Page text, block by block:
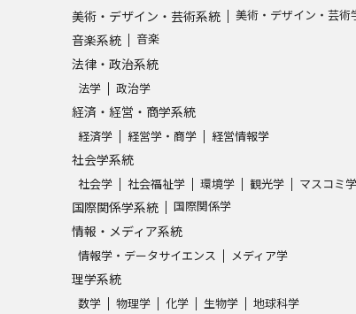
資料の料金の
個人情報取扱規定
美術・デザイン・芸術系統 美術・デザイン・芸術
音楽系統 音楽
法律・政治系統
法学 政治学
経済・経営・商学系統
経済学 経営学・商学 経営情報学
社会学系統
社会学 社会福祉学 環境学 観光学 マスコミ学
国際関係学系統 国際関係学
情報・メディア系統
情報学・データサイエンス メディア学
理学系統
数学 物理学 化学 生物学 地球科学